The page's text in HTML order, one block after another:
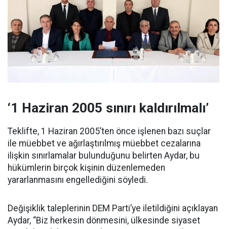
‘1 Haziran 2005 sınırı kaldırılmalı’
Teklifte, 1 Haziran 2005’ten önce işlenen bazı suçlar
ile müebbet ve ağırlaştırılmış müebbet cezalarına
ilişkin sınırlamalar bulunduğunu belirten Aydar, bu
hükümlerin birçok kişinin düzenlemeden
yararlanmasını engellediğini söyledi.
Değişiklik taleplerinin DEM Parti’ye iletildiğini açıklayan
Aydar, “Biz herkesin dönmesini, ülkesinde siyaset